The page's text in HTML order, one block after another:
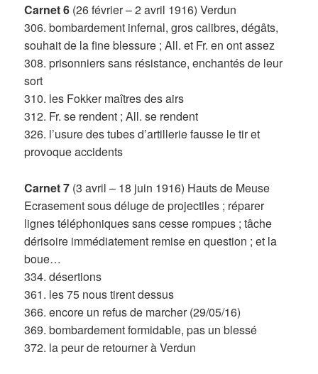
Carnet 6 (26 février – 2 avril 1916) Verdun
306. bombardement infernal, gros calibres, dégâts,
souhait de la fine blessure ; All. et Fr. en ont assez
308. prisonniers sans résistance, enchantés de leur
sort
310. les Fokker maîtres des airs
312. Fr. se rendent ; All. se rendent
326. l’usure des tubes d’artillerie fausse le tir et
provoque accidents
Carnet 7 (3 avril – 18 juin 1916) Hauts de Meuse
Ecrasement sous déluge de projectiles ; réparer
lignes téléphoniques sans cesse rompues ; tâche
dérisoire immédiatement remise en question ; et la
boue…
334. désertions
361. les 75 nous tirent dessus
366. encore un refus de marcher (29/05/16)
369. bombardement formidable, pas un blessé
372. la peur de retourner à Verdun